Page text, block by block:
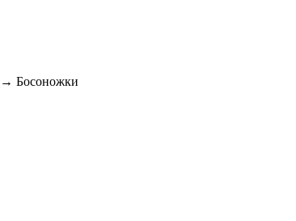
→ Босоножки